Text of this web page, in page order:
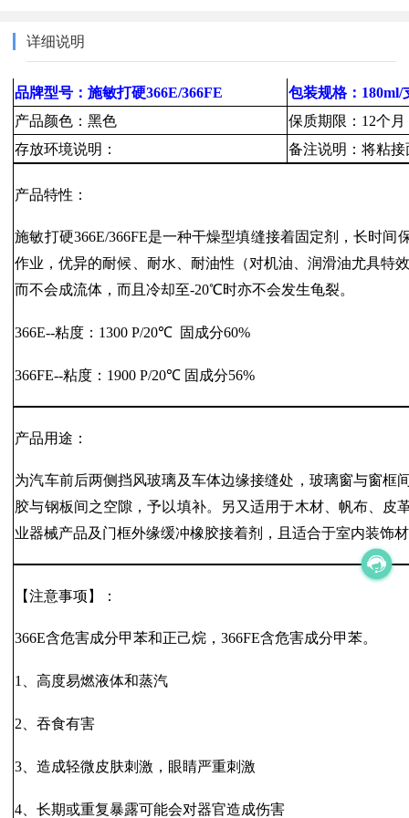
详细说明
品牌型号：施敏打硬366E/366FE
包装规格：180ml/
产品颜色：黑色
保质期限：12个月
存放环境说明：
备注说明：将粘
产品特性：
施敏打硬366E/366FE是一种干燥型填缝接着固定剂，长时
作业，优异的耐候、耐水、耐油性（对机油、润滑油尤具特
而不会成流体，而且冷却至-20℃时亦不会发生龟裂。
366E--粘度：1300 P/20℃ 固成分60%
366FE--粘度：1900 P/20℃ 固成分56%
产品用途：
为汽车前后两侧挡风玻璃及车体边缘接缝处，玻璃窗与窗框
胶与钢板间之空隙，予以填补。另又适用于木材、帆布、皮
业器械产品及门框外缘缓冲橡胶接着剂，且适合于室内装饰
【注意事项】：
366E含危害成分甲苯和正己烷，366FE含危害成分甲苯。
1、高度易燃液体和蒸汽
2、吞食有害
3、造成轻微皮肤刺激，眼睛严重刺激
4、长期或重复暴露可能会对器官造成伤害